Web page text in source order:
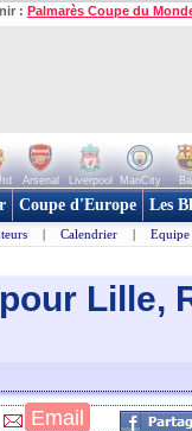
: Palmarès Coupe du
Arsenal Liverpool ManCity
Coupe d'Europe Les
| Calendrier | Equipe
Lille,
Email